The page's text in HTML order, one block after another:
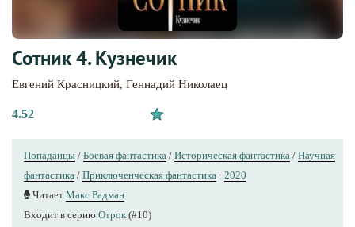
Сотник 4. Кузнечик
Евгений Красницкий, Геннадий Николаец
4.52
Попаданцы / Боевая фантастика / Историческая фантастика / Научная
фантастика / Приключенческая фантастика · 2020
Читает Макс Радман
Входит в серию Отрок (#10)